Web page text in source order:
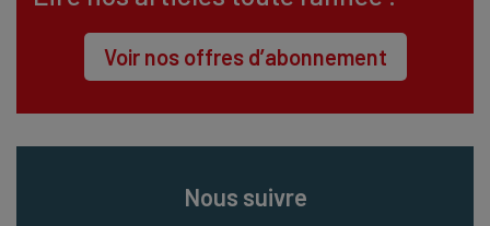
Voir nos offres d’abonnement
Nous suivre